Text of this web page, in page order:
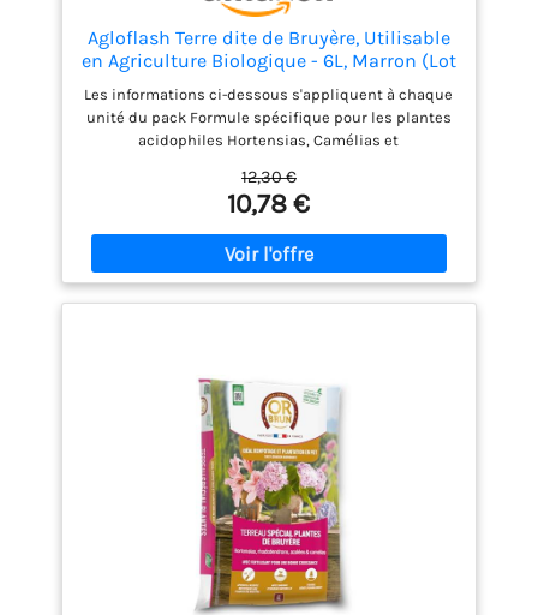
Agloflash Terre dite de Bruyère, Utilisable
en Agriculture Biologique - 6L, Marron (Lot
Les informations ci-dessous s'appliquent à chaque
unité du pack Formule spécifique pour les plantes
acidophiles Hortensias, Camélias et
développement et à la floraison Pots et pleine terre
Utilisable en Agriculture Biologique*
12,30 €
10,78 €